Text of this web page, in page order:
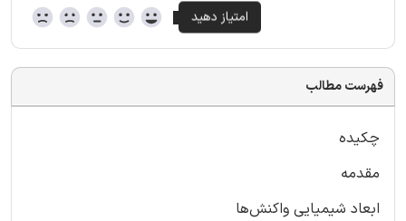
فهرست مطالب
چکیده
مقدمه
ابعاد شیمیایی واکنش‌ها